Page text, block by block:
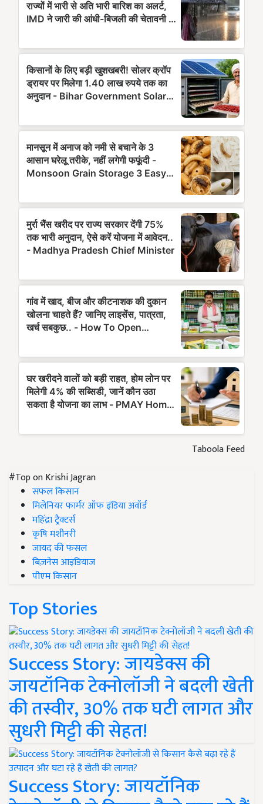
Taboola Feed
#Top on Krishi Jagran
सफल किसान
मिलेनियर फार्मर ऑफ इंडिया अवॉर्ड
महिंद्रा ट्रैक्टर्स
कृषि मशीनरी
जायद की फसल
बिज़नेस आइडियाज
पीएम किसान
Top Stories
Success Story: जायडेक्स की
जायटॉनिक टेक्नोलॉजी ने बदली खेती
की तस्वीर, 30% तक घटी लागत और
सुधरी मिट्टी की सेहत!
Success Story: जायटॉनिक